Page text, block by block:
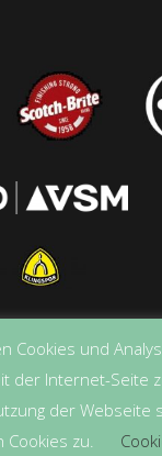
Cookies und
der Internet-Seite
der Webseite
Cookies zu.